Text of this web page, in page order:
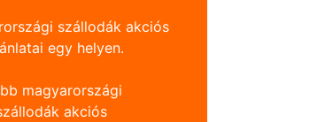
szállodák akciós
egy helyen.
magyarországi
akciós